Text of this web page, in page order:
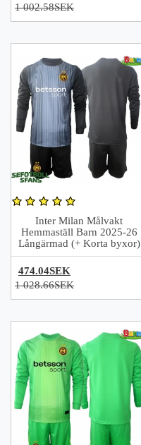
1 002.58SEK
Inter Milan Målvakt
Hemmaställ Barn 2025-26
Långärmad (+ Korta byxor)
474.04SEK
1 028.66SEK